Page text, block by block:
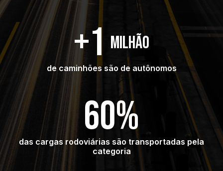
+1 milhão
de caminhões são de autônomos
60%
das cargas rodoviárias são transportadas pela
categoria